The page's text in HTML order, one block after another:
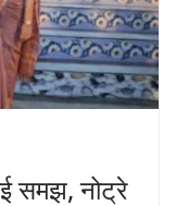
समझ, नोट्रे